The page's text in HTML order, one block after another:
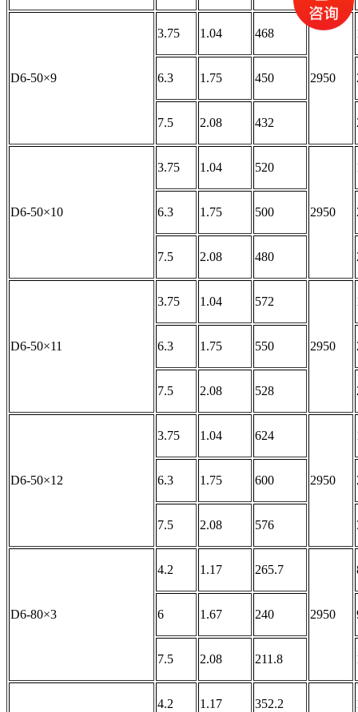
D6-50×9
3.75 1.04 468
2950
6.3 1.75 450
7.5 2.08 432
D6-50×10
3.75 1.04 520
2950
6.3 1.75 500
7.5 2.08 480
D6-50×11
3.75 1.04 572
2950
6.3 1.75 550
7.5 2.08 528
D6-50×12
3.75 1.04 624
2950
6.3 1.75 600
7.5 2.08 576
D6-80×3
4.2 1.17 265.7
2950
6 1.67 240
7.5 2.08 211.8
4.2 1.17 352.2